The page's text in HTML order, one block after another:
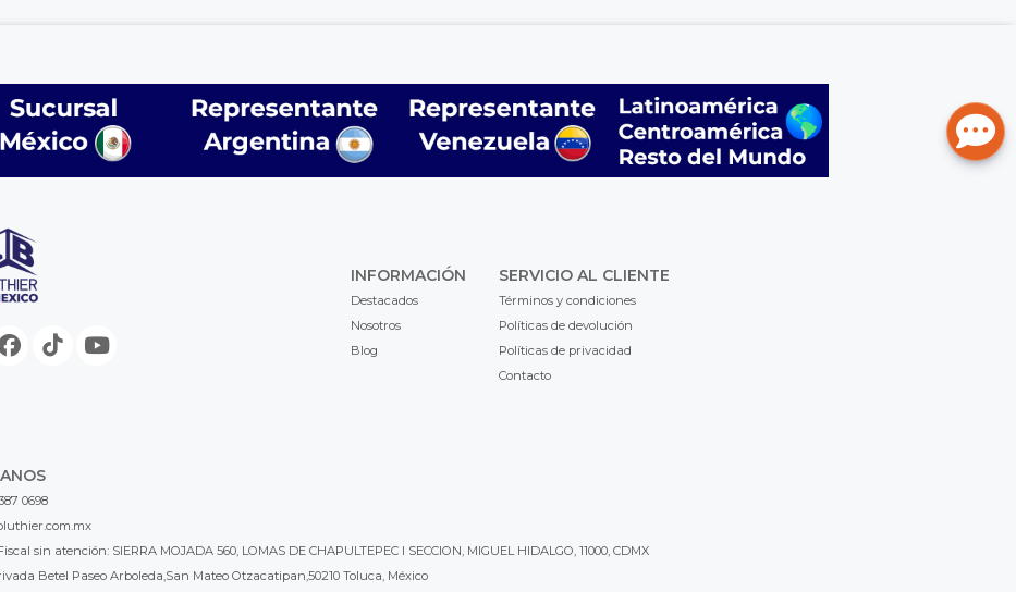
INFORMACIÓN
Destacados
Nosotros
Blog
SERVICIO AL CLIENTE
Términos y condiciones
Políticas de devolución
Políticas de privacidad
Contacto
0698
sin atención: SIERRA MOJADA 560, LOMAS DE CHAPULTEPEC I SECCION, MIGUEL HIDALGO, 11000, CDMX
Betel Paseo Arboleda,San Mateo Otzacatipan,50210 Toluca, México